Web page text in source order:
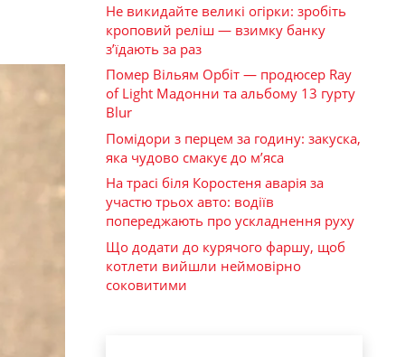
Не викидайте великі огірки: зробіть
кроповий реліш — взимку банку
з’їдають за раз
Помер Вільям Орбіт — продюсер Ray
of Light Мадонни та альбому 13 гурту
Blur
Помідори з перцем за годину: закуска,
яка чудово смакує до м’яса
На трасі біля Коростеня аварія за
участю трьох авто: водіїв
попереджають про ускладнення руху
Що додати до курячого фаршу, щоб
котлети вийшли неймовірно
соковитими